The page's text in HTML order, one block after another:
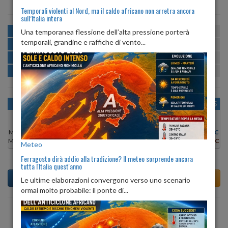
MATTINA min:19º max:25º U:
POMERIGGIO min:25º max:28º
SERA min:20º max:27º U:86% 91%
NOTTE min: 19º max:20º U:68%
OGGI
Min:
19°C
Max:25°C
LUN 10
Min:
Max:25°C
MAR 11
Min:19°C
Max:25°C
MER 12
Min:
19°C
Max:25°C
GIO 13
Max:25°C
VEN 14
Min:19°C
Max:24°C
SAB 15
18°C
Max:24°C
Previsioni del Tempo a Tornareccio tra 4 giorni
Temporali violenti al Nord, ma il caldo africano non arretra ancora
sull’Italia intera
Una temporanea flessione dell’alta pressione porterà
temporali, grandine e raffiche di vento...
Meteo
Ferragosto dirà addio alla tradizione? Il meteo sorprende ancora
tutta l'Italia quest'anno
Le ultime elaborazioni convergono verso uno scenario
ormai molto probabile: il ponte di...